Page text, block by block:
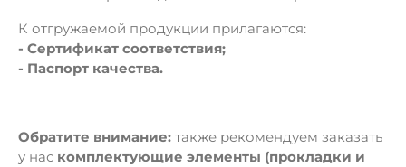
К отгружаемой продукции прилагаются:
- Сертификат соответствия;
- Паспорт качества.
Обратите внимание: также рекомендуем заказать
у нас комплектующие элементы (прокладки и